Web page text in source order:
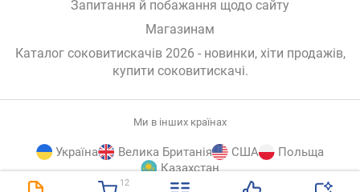
12
Запитання й побажання щодо сайту
Магазинам
Каталог соковитискачів 2026 - новинки, хіти продажів,
купити соковитискачі.
Ми в інших країнах
Україна Велика Британія США
Польща
Казахстан